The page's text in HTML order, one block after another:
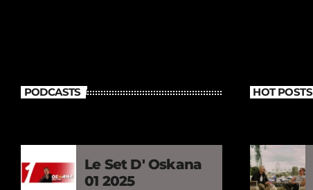
PODCASTS
Le Set D' Oskana
01 2025
HOT POSTS